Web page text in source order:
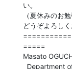
い。
（夏休みのお
どうぞよろしく
=====
Masato